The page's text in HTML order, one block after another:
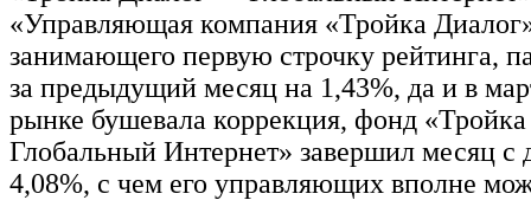
«Управляющая компания «Тройка
занимающего первую строчку рейтинга,
за предыдущий месяц на 1,43%, да и в
рынке бушевала коррекция, фонд
Глобальный Интернет» завершил месяц с
4,08%, с чем его управляющих вполне